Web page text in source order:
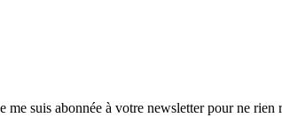
suis abonnée à votre newsletter pour ne